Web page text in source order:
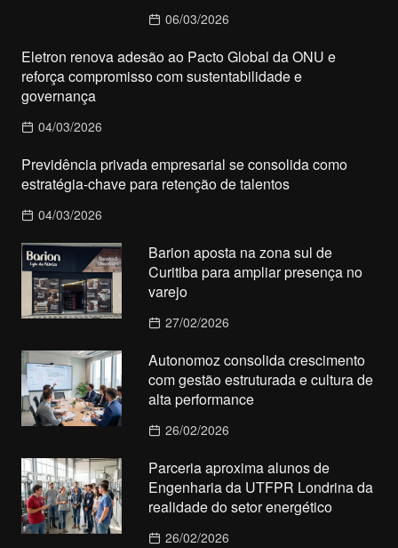
06/03/2026
Eletron renova adesão ao Pacto Global da ONU e
reforça compromisso com sustentabilidade e
governança
04/03/2026
Previdência privada empresarial se consolida como
estratégia-chave para retenção de talentos
04/03/2026
Barion aposta na zona sul de
Curitiba para ampliar presença no
varejo
27/02/2026
Autonomoz consolida crescimento
com gestão estruturada e cultura de
alta performance
26/02/2026
Parceria aproxima alunos de
Engenharia da UTFPR Londrina da
realidade do setor energético
26/02/2026